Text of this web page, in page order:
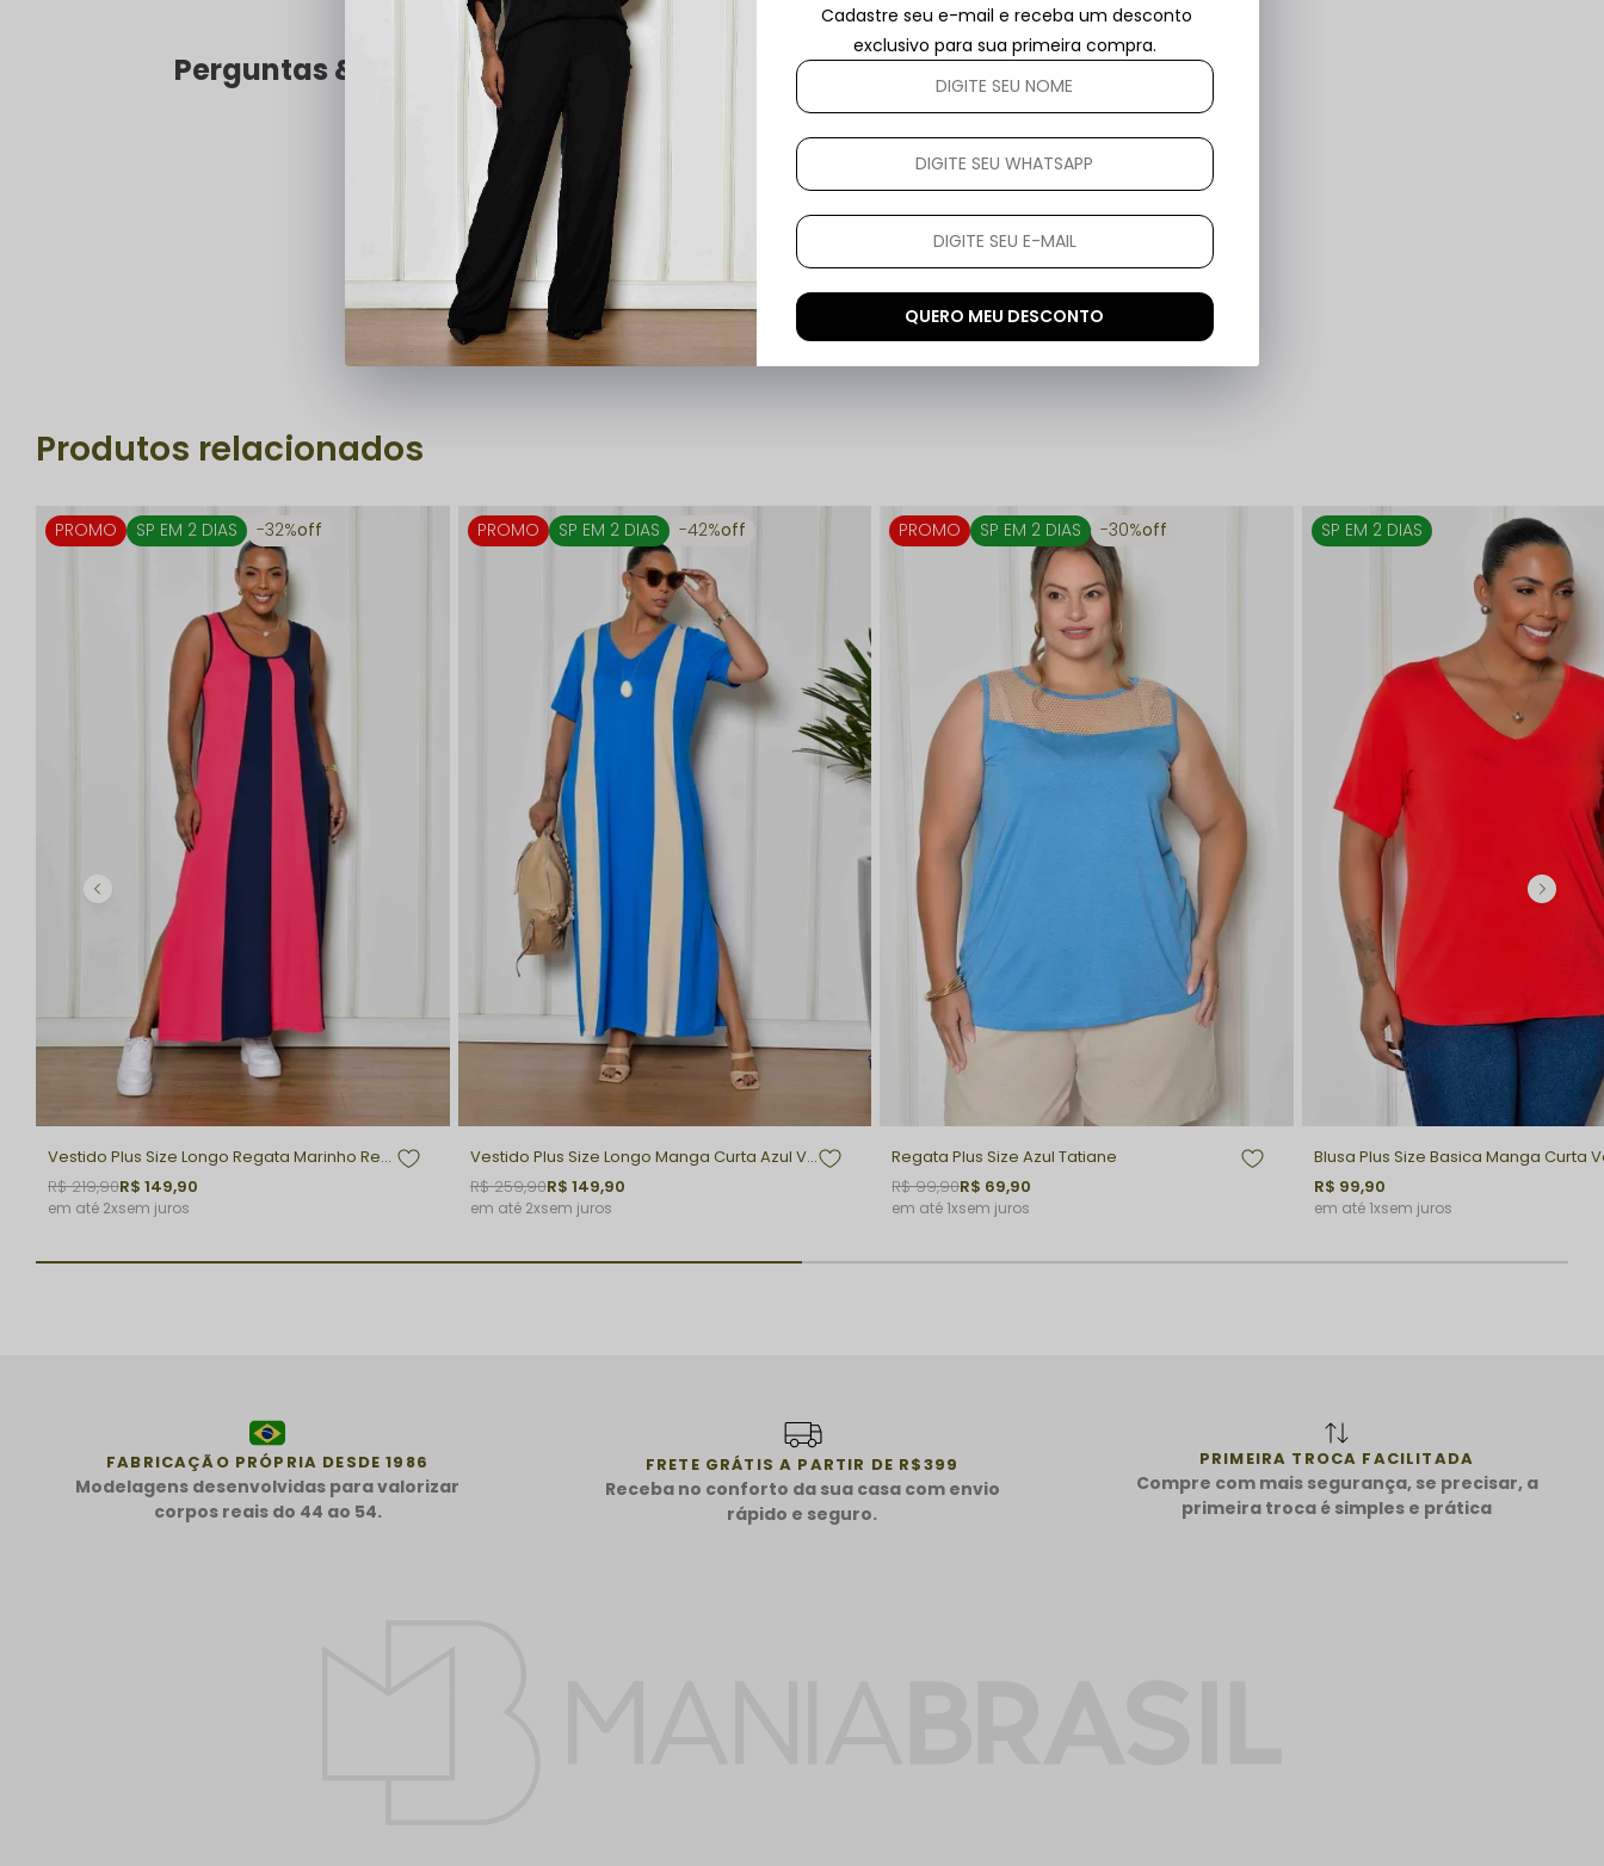
Perguntas & respostas
Este produto ainda não tem perguntas
SEJA O PRIMEIRO A PERGUNTAR
Produtos relacionados
32%off
PROMO SP EM 2 DIAS
Vestido Plus Size Longo Regata Marinho Renata
R$ 219,90R$ 149,90
2xsem juros
42%off
PROMO SP EM 2 DIAS
Vestido Plus Size Longo Manga Curta Azul Vitoria
R$ 259,90R$ 149,90
2xsem juros
30%off
PROMO SP EM 2 DIAS
Regata Plus Size Azul Tatiane
R$ 99,90R$ 69,90
1xsem juros
SP EM 2 DIAS
R$ 99,90
1xsem juros
FABRICAÇÃO PRÓPRIA DESDE 1986
Modelagens desenvolvidas para valorizar
corpos reais do 44 ao 54.
FRETE GRÁTIS A PARTIR DE R$399
Receba no conforto da sua casa com envio
rápido e seguro.
PRIMEIRA TROCA FACILITADA
Compre com mais segurança, se precisar, a
primeira troca é simples e prática
Cadastre seu e-mail e receba um desconto
exclusivo para sua primeira compra.
QUERO MEU DESCONTO